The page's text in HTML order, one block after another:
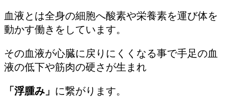
血液とは全身の細胞へ酸素や栄養素を運び体を
動かす働きをしています。
その血液が心臓に戻りにくくなる事で手足の血
液の低下や筋肉の硬さが生まれ
「浮腫み」 に繋がります。